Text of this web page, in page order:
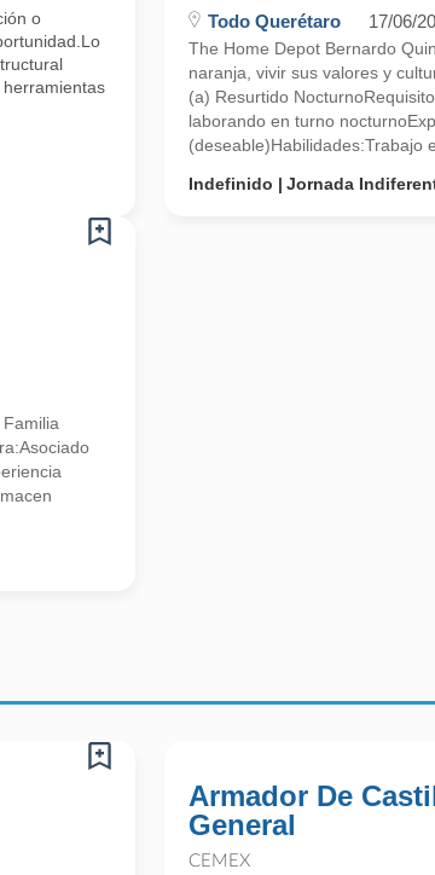
o
herramientas
Todo Querétaro 17/06/
The Home Depot Bernardo
naranja, vivir sus valores y
(a) Resurtido
laborando en turno
(deseable)Habilidades:Trabajo
Indefinido
Jornada
Armador De
General
CEMEX